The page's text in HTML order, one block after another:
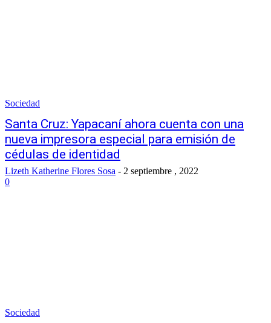
Sociedad
Santa Cruz: Yapacaní ahora cuenta con una
nueva impresora especial para emisión de
cédulas de identidad
Lizeth Katherine Flores Sosa - 2 septiembre , 2022
0
Sociedad